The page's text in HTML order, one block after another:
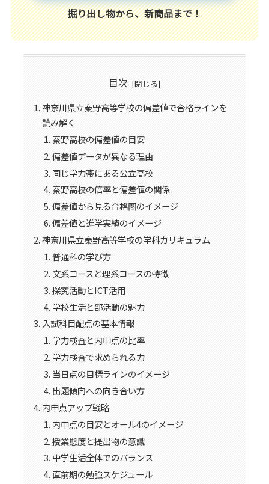
掘り出し物から、新商品まで！
目次
神奈川県立秦野高等学校の偏差値で合格ラインを
読み解く
秦野高校の偏差値の目安
偏差値データが異なる理由
同じ学力帯にある公立高校
秦野高校の倍率と偏差値の関係
偏差値から見る合格圏のイメージ
偏差値と進学実績のイメージ
神奈川県立秦野高等学校の学科カリキュラム
普通科の学び方
文系コースと理系コースの特徴
探究活動とICT活用
学校生活と部活動の魅力
入試科目配点の基本情報
学力検査と内申点の比率
学力検査で求められる力
当日点の目標ラインのイメージ
出題傾向への向き合い方
内申点アップ戦略
内申点の目安とオール4のイメージ
授業態度と提出物の意識
中学生活全体でのバランス
直前期の勉強スケジュール